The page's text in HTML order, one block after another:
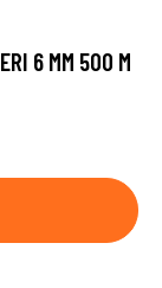
6 MM 500 M